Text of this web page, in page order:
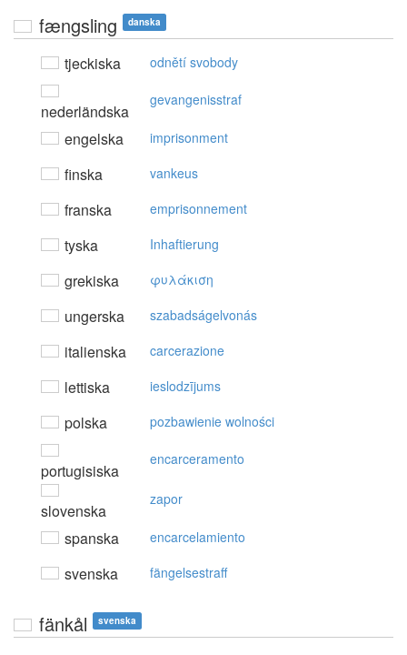
fængsling danska
tjeckiska odnětí svobody
nederländska
gevangenisstraf
engelska imprisonment
finska vankeus
franska emprisonnement
tyska Inhaftierung
grekiska φυλάκιση
ungerska szabadságelvonás
italienska carcerazione
lettiska ieslodzījums
polska pozbawienie wolności
portugisiska
encarceramento
slovenska
zapor
spanska encarcelamiento
svenska fängelsestraff
fänkål svenska